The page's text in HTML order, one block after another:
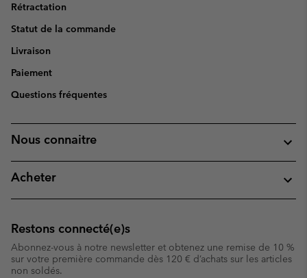
Rétractation
Statut de la commande
Livraison
Paiement
Questions fréquentes
Nous connaitre
Acheter
Restons connecté(e)s
Abonnez-vous à notre newsletter et obtenez une remise de 10 %
sur votre première commande dès 120 € d’achats sur les articles
non soldés.